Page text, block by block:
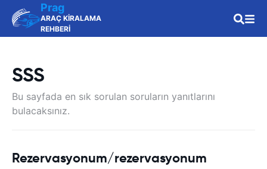
Prag
ARAÇ KİRALAMA
REHBERİ
SSS
Bu sayfada en sık sorulan soruların yanıtlarını
bulacaksınız.
Rezervasyonum/rezervasyonum